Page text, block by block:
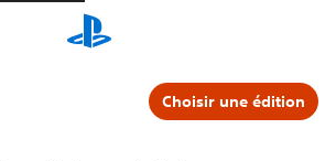
Choisir une édition